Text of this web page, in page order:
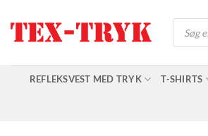
indhold
Products
search
REFLEKSVEST MED TRYK T-SHIRTS